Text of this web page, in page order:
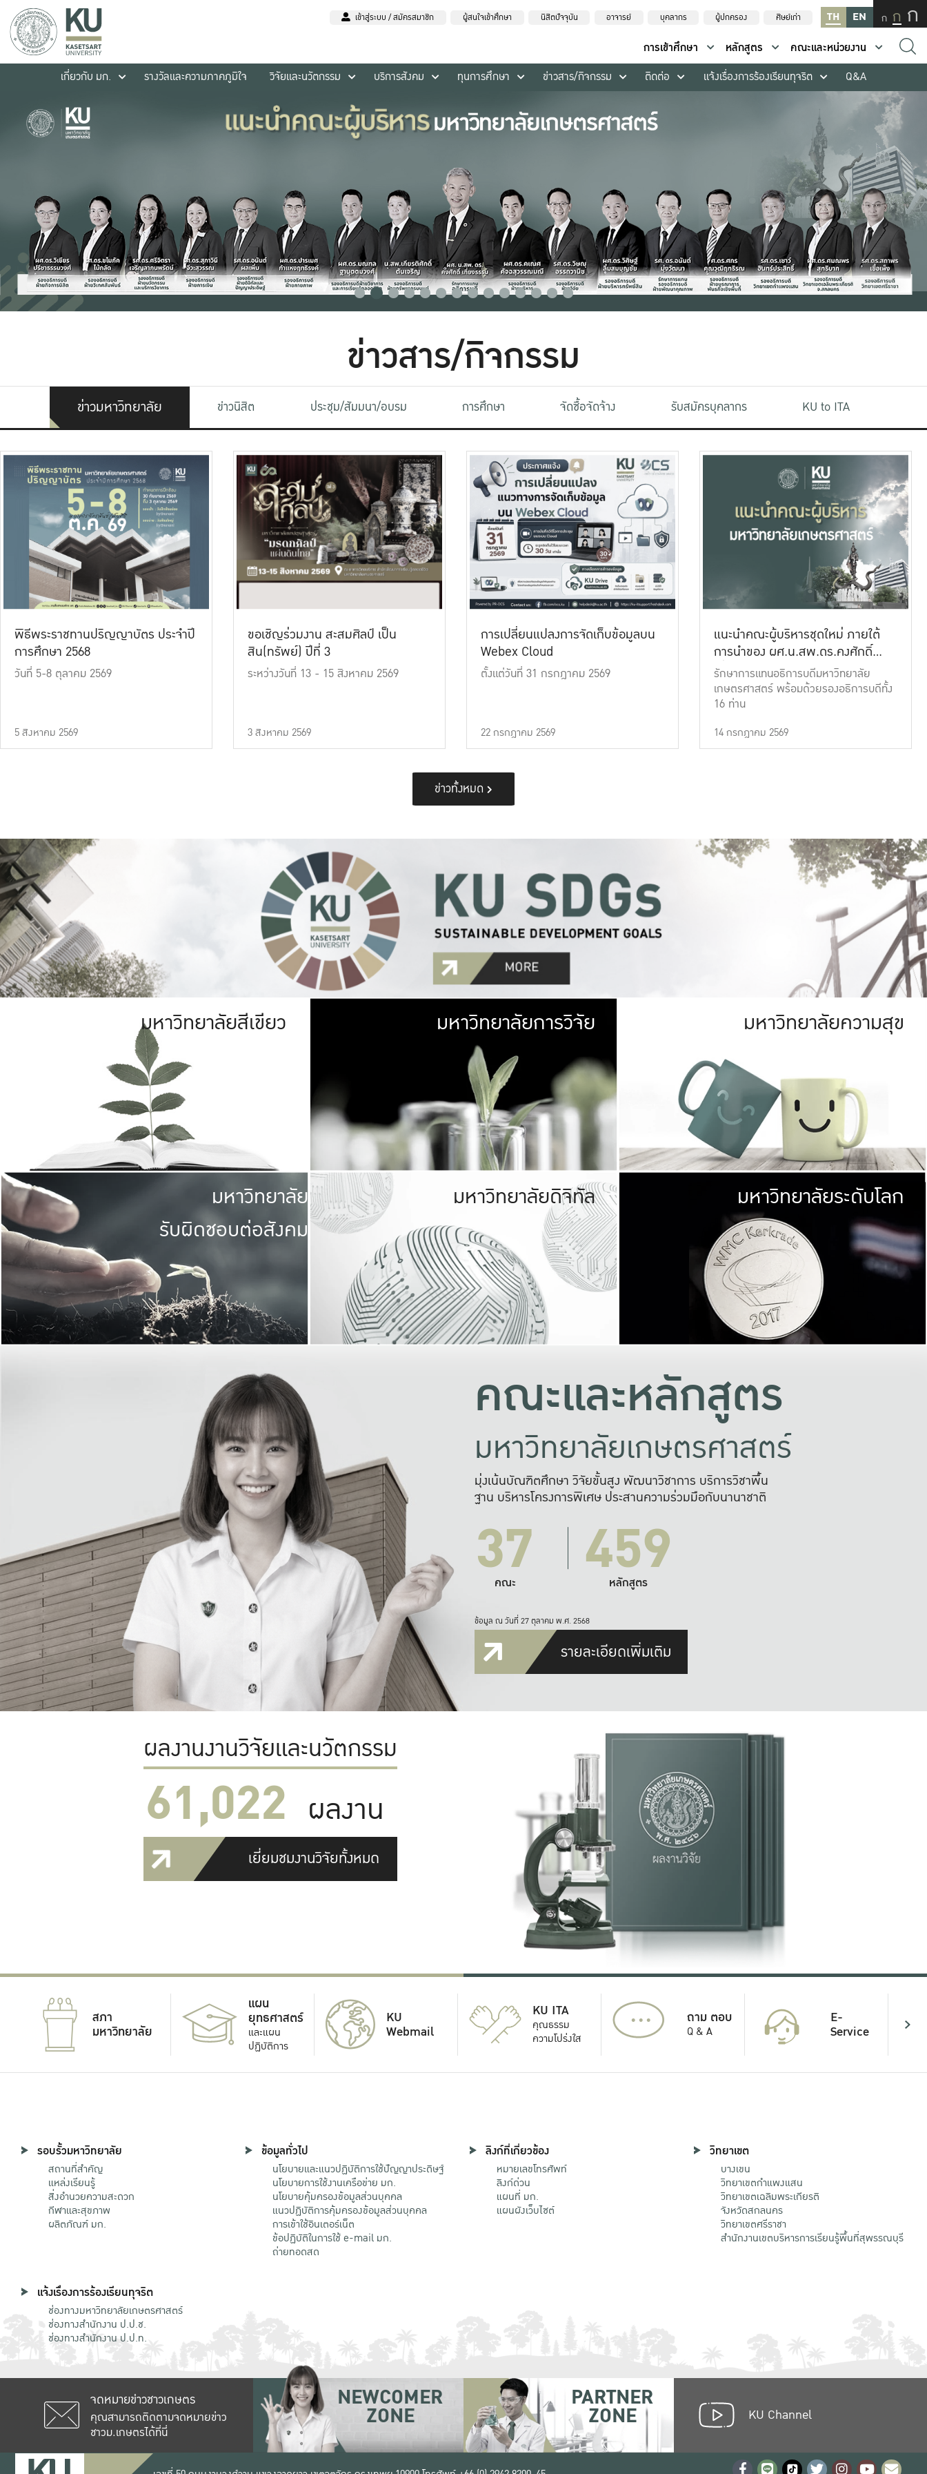
เข้าสู่ระบบ / สมัครสมาชิก ผู้สนใจเข้าศึกษา นิสิตปัจจุบัน อาจารย์ บุคลากร ผู้ปกครอง ศิษย์เก่า TH EN ก ก ก
การเข้าศึกษา หลักสูตร
คณะและหน่วยงาน
เกี่ยวกับ มก.
รางวัลและความภาคภูมิใจ วิจัยและนวัตกรรม บริการสังคม ทุนการศึกษา ข่าวสาร/กิจกรรม ติดต่อ แจ้งเรื่องการร้องเรียนทุจริต Q&A
ข่าวสาร/กิจกรรม
ข่าวมหาวิทยาลัย ข่าวนิสิต ประชุม/สัมมนา/อบรม การศึกษา จัดซื้อจัดจ้าง รับสมัครบุคลากร KU to ITA
พิธีพระราชทานปริญญาบัตร ประจำปี
การศึกษา 2568
วันที่ 5-8 ตุลาคม 2569
5 สิงหาคม 2569
ขอเชิญร่วมงาน สะสมศิลป์ เป็น
สิน(ทรัพย์) ปีที่ 3
ระหว่างวันที่ 13 - 15 สิงหาคม 2569
3 สิงหาคม 2569
การเปลี่ยนแปลงการจัดเก็บข้อมูลบน
Webex Cloud
ตั้งแต่วันที่ 31 กรกฎาคม 2569
22 กรกฎาคม 2569
แนะนำคณะผู้บริหารชุดใหม่ ภายใต้
การนำของ ผศ.น.สพ.ดร.คงศักดิ์
เที่ยงธรรม
รักษาการแทนอธิการบดีมหาวิทยาลัย
เกษตรศาสตร์ พร้อมด้วยรองอธิการบดีทั้ง
16 ท่าน
14 กรกฎาคม 2569
ข่าวทั้งหมด
มหาวิทยาลัยสีเขียว มหาวิทยาลัย
เกษตรศาสตร์ มีพื้นที่เขียวสดใส หนาแน่น
เป็นป่าในเมือง (URBAN FOREST)
เกษตรในเมือง (URBAN AGRICULTURE)
ที่นับรวมกันได้ประมาณ 1,400 ไร่
มหาวิทยาลัยการวิจัย มหาวิทยาลัย
ให้กับประชาชน
มหาวิทยาลัยความสุข
มหาวิทยาลัย
รับผิดชอบต่อสังคม
มหาวิทยาลัยรับผิดชอบต่อสังคม
ร่วมมือกับชุมชน เพื่อความกินดีอยู่ดี
และความสุขอย่างยั่งยืน
มองปัญหาในภาพกว้าง
แก้ไขจากปัญหาจุดเล็กๆ
มหาวิทยาลัยดิจิทัล มหาวิทยา
พร้อมที่จ
และผลักดันในการใช้ระบบส
เพื่อการทำงานแ
มหาวิทยาลัยระดับโลก
คณะและหลักสูตร
มหาวิทยาลัยเกษตรศาสตร์
มุ่งเน้นบัณฑิตศึกษา วิจัยขั้นสูง พัฒนาวิชาการ บริการวิชาพื้น
ฐาน บริหารโครงการพิเศษ ประสานความร่วมมือกับนานาชาติ
37
คณะ 459
หลักสูตร
ข้อมูล ณ วันที่ 27 ตุลาคม พ.ศ. 2568
รายละเอียดเพิ่มเติม
ผลงานงานวิจัยและนวัตกรรม
61,022 ผลงาน
เยี่ยมชมงานวิจัยทั้งหมด
สภา
มหาวิทยาลัย
แผน
ยุทธศาสตร์
และแผน
ปฏิบัติการ
KU
Webmail
KU ITA
คุณธรรม
ความโปร่งใส
... ถาม ตอบ
Q & A
E-
Service
รอบรั้วมหาวิทยาลัย
สถานที่สำคัญ
แหล่งเรียนรู้
สิ่งอำนวยความสะดวก
กีฬาและสุขภาพ
ผลิตภัณฑ์ มก.
ข้อมูลทั่วไป
นโยบายและแนวปฏิบัติการใช้ปัญญาประดิษฐ์
นโยบายการใช้งานเครือข่าย มก.
นโยบายคุ้มครองข้อมูลส่วนบุคคล
แนวปฏิบัติการคุ้มครองข้อมูลส่วนบุคคล
การเข้าใช้อินเตอร์เน็ต
ข้อปฏิบัติในการใช้ e-mail มก.
ถ่ายทอดสด
ลิงก์ที่เกี่ยวข้อง
หมายเลขโทรศัพท์
ลิงก์ด่วน
แผนที่ มก.
แผนผังเว็บไซต์
วิทยาเขต
บางเขน
วิทยาเขตกําแพงแสน
วิทยาเขตเฉลิมพระเกียรติ
จังหวัดสกลนคร
วิทยาเขตศรีราชา
สำนักงานเขตบริหารการเรียนรู้พื้นที่สุพรรณบุรี
แจ้งเรื่องการร้องเรียนทุจริต
ช่องทางมหาวิทยาลัยเกษตรศาสตร์
ช่องทางสำนักงาน ป.ป.ช.
ช่องทางสำนักงาน ป.ป.ท.
จดหมายข่าวชาวเกษตร
คุณสามารถติดตามจดหมายข่าว
ชาวม.เกษตรได้ที่นี่
NEWCOMER
ZONE
PARTNER
ZONE KU Channel